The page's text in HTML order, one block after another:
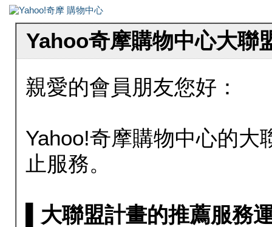
Yahoo奇摩購物中心大聯
親愛的會員朋友您好：
Yahoo!奇摩購物中心的大
止服務。
▌大聯盟計畫的推薦服務